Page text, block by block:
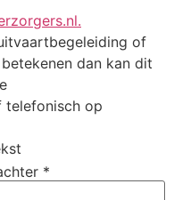
of
dan kan dit
telefonisch op